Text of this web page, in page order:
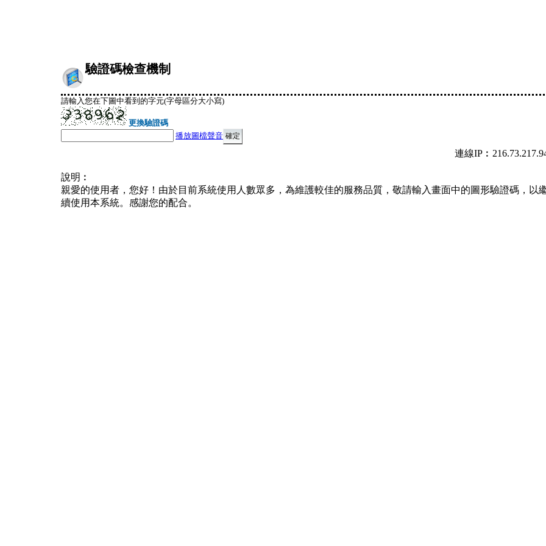
驗證碼檢查機制
請輸入您在下圖中看到的字元(字母區分大小寫)
更換驗證碼
播放圖檔聲音
連線
說明︰
親愛的使用者，您好！由於目前系統使用人數眾多，為維護較佳的服務品質，敬請輸入畫面中的圖形驗證碼，以
續使用本系統。感謝您的配合。